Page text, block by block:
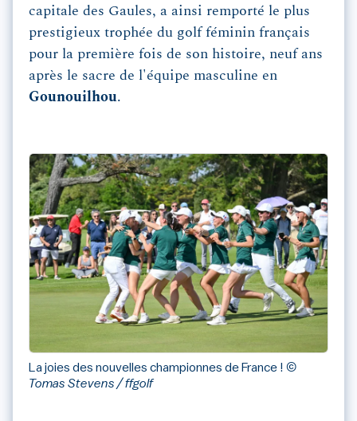
capitale des Gaules, a ainsi remporté le plus
prestigieux trophée du golf féminin français
pour la première fois de son histoire, neuf ans
après le sacre de l'équipe masculine en
Gounouilhou.
La joies des nouvelles championnes de France ! ©
Tomas Stevens / ffgolf